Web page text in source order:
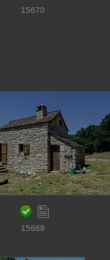
15670
15668